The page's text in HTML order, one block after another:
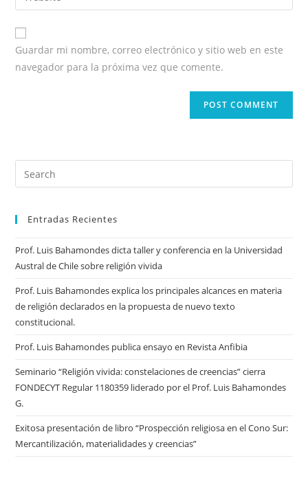
Guardar mi nombre, correo electrónico y sitio web en este
navegador para la próxima vez que comente.
Entradas Recientes
Prof. Luis Bahamondes dicta taller y conferencia en la Universidad
Austral de Chile sobre religión vivida
Prof. Luis Bahamondes explica los principales alcances en materia
de religión declarados en la propuesta de nuevo texto
constitucional.
Prof. Luis Bahamondes publica ensayo en Revista Anfibia
Seminario “Religión vivida: constelaciones de creencias” cierra
FONDECYT Regular 1180359 liderado por el Prof. Luis Bahamondes
G.
Exitosa presentación de libro “Prospección religiosa en el Cono Sur:
Mercantilización, materialidades y creencias”